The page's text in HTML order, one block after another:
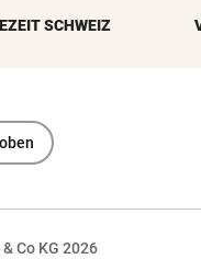
SCHWEIZ
Co KG 2026